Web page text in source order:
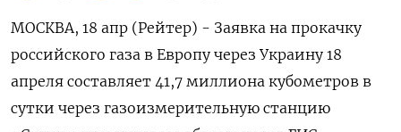
МОСКВА, 18 апр (Рейтер) - Заявка на прокачку
российского газа в Европу через Украину 18
апреля составляет 41,7 миллиона кубометров в
сутки через газоизмерительную станцию